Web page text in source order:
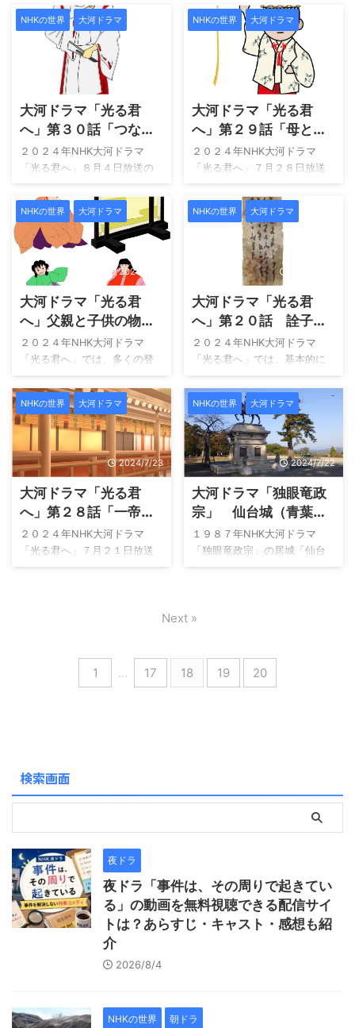
所は錦江湾に面し、南東に桜
島が望め、もはや借景のスケ
ールを超えています。 仙厳園
情報です 開園時間：９：００
～１７： ...
とを強いられながらも、女性
にしかできない事。 篤姫にし
かできない道を進みます。 私
的に、この流れをくむの ...
した。 私は、主人公「篤姫」
を演じたのは「宮崎あおい」
さんです。２００８年当時
は、２月ころから見始めて１
月の放送分は見ていませんで
した。そのため、今回改めて
視聴し冒頭の部分も含めて楽
しむことが出来ました。 な
放送を終え、現在はBSで再放
送中です。８月１２日放送が
は私が利用している動画配信
サービスU-NEXTを安心して利
用できるように紹介です。 大
河ドラマアンコールで「篤姫
代」です。 当時の平安貴族が
織りなした「平安文学」日本
文学の最盛期です。 今回は、
「光る君へ」に登場する人物
とその著作物を結び付けて紹
介します。 既に放送が始ま
り、半年を過ぎています。 動
画配信サービス「大河ドラ
去の放送も一気に鑑賞でき、
現在の放送回に追いついて視
すすめ 「大河ドラマ」で描か
れている時代の文学作品を知
りたい 「光る君へ」の登場人
物の作品を知 ...
NHKの世界 大河ドラマ
大河ドラマ「光る君
へ」第３０話「つなが
る言の葉」は誰から誰
に繋がった？
２０２４年NHK大河ドラマ
「光る君へ」８月４日放送の
第３０話です。 現在はパリオ
リンピック開催中です！ その
オリンピック放送からプチっ
と切り替わり大河ドラマが始
まりました！ そんなに急に切
り替わると私の方が切り替え
に追いつきません！ という事
で、話を切り替えて、今回タ
イトルは「つながる言の葉」
ころを紹介します。 既に放送
が始まり、半年を過ぎていま
ドラマ」はU-nexが最適です。
過去の放送も一気に鑑賞で
き、現在の放送回に追いつい
て視聴が可能です。 こ ...
NHKの世界 大河ドラマ
2024/8/1
大河ドラマ「光る君
へ」第２９話「母とし
て」では一条天皇「父
として位打ちで一矢報
います」
２０２４年NHK大河ドラマ
「光る君へ」７月２８日放送
の第２９話です。ドラマは１
００１年の元旦から、さしず
め「１００１年平安の旅」か
ら始まります！ タイトルは
「母として」です。 この回の
気になったところを合わせて
紹介します。 既に放送が始ま
り、半年を過ぎています。 動
画配信サービス「大河ドラ
去の放送も一気に鑑賞でき、
現在の放送回に追いついて視
る方におすすめ どの母？どの
子？何が？ 藤原為時、越前国
守解任劇？ 清少納言が見せた
「草子」 ...
NHKの世界 大河ドラマ
2024/7/30
大河ドラマ「光る君
へ」父親と子供の物
語！ 親子関係が生む
物語の深みへ！
２０２４年NHK大河ドラマ
「光る君へ」では、多くの登
場人物が出てきています。 今
回の大河の難点は「藤原」氏
が多すぎですが、史実なので
仕方がない所です。 藤原道長
と紫式部”まひろ”の二人を中心
に描かれていますが、その二
人も含め多くの家族が出てき
ます。 今回は、特に親子、父
親と子供に焦点を当てます。
ぎています。 動画配信サービ
んな方におすすめ 「大河ドラ
NHKの世界 大河ドラマ
大河ドラマ「光る君
へ」第２０話 詮子呪
詛事件の真相と動機か
ら犯人に迫る！
２０２４年NHK大河ドラマ
「光る君へ」では、基本的に
は、疑問が残るような出来事
が無く進んでいます。 しか
し、どうしても気にあるとこ
ろがあります！今回は、この
ドラマ第２０話「望みの先
に」で感じた疑問と共に犯人
捜しです。 もちろんですが、
単独犯でなく複数犯であるこ
とも考えられますが、あくま
が始まり、半年を過ぎていま
NHKの世界 大河ドラマ
2024/7/23
大河ドラマ「光る君
へ」第２８話「一帝二
后」は三后？
２０２４年NHK大河ドラマ
「光る君へ」７月２１日放送
の第２８話です。 タイトルは
実資、今回は沈黙した理由
は？ ・道長でも目は覚ませま
一気に鑑賞でき、現在の放送
回に追いついて視聴が可能で
「大 ...
NHKの世界 大河ドラマ
2024/7/22
大河ドラマ「独眼竜政
宗」 仙台城（青葉
城）後段
１９８７年NHK大河ドラマ
「独眼竜政宗」の居城「仙台
城」後段です。なお、前回お
生の方には漏れなく「足腰が
が、今回紹介するのが登城す
る際のメインルートだと思い
んな方におすすめ 「大河ドラ
マ 独眼竜政宗」の「仙台
城」を見たい 家康に詰問さ
1 … 17 18 19 20
Next »
検索画面
夜ドラ
夜ドラ「事件は、その周りで起きてい
る」の動画を無料視聴できる配信サイ
トは？あらすじ・キャスト・感想も紹
介
2026/8/4
NHKの世界 朝ドラ